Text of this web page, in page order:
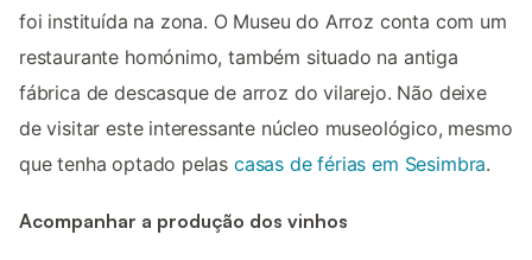
foi instituída na zona. O Museu do Arroz conta com um
restaurante homónimo, também situado na antiga
fábrica de descasque de arroz do vilarejo. Não deixe
de visitar este interessante núcleo museológico, mesmo
que tenha optado pelas casas de férias em Sesimbra.
Acompanhar a produção dos vinhos